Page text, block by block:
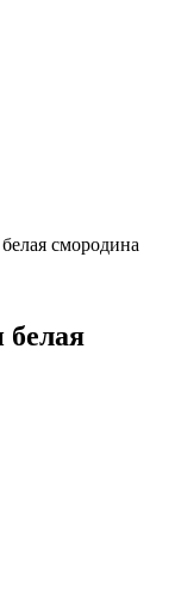
смородина
белая